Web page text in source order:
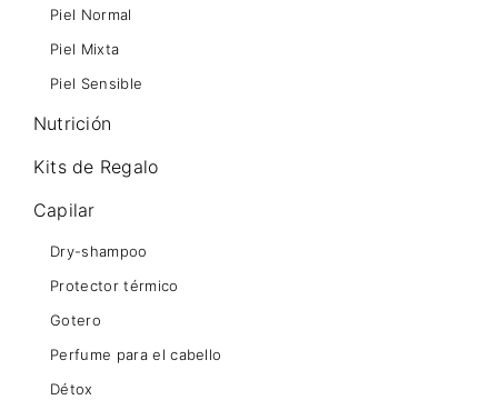
Piel Normal
Piel Mixta
Piel Sensible
Nutrición
Kits de Regalo
Capilar
Dry-shampoo
Protector térmico
Gotero
Perfume para el cabello
Détox